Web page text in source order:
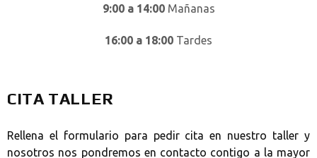
9:00 a 14:00Mañanas
16:00 a 18:00 Tardes
CITA TALLER
Rellena el formulario para pedir cita en nuestro taller y
nosotros nos pondremos en contacto contigo a la mayor